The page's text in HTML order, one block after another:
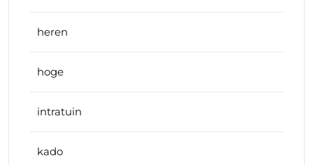
heren
hoge
intratuin
kado